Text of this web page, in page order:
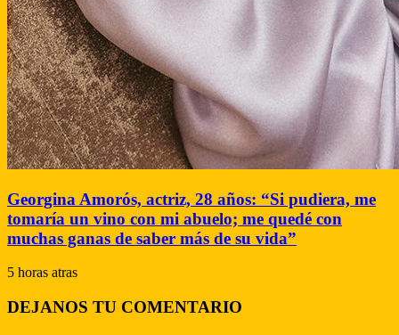
Georgina Amorós, actriz, 28 años: “Si pudiera, me
tomaría un vino con mi abuelo; me quedé con
muchas ganas de saber más de su vida”
5 horas atras
DEJANOS TU COMENTARIO